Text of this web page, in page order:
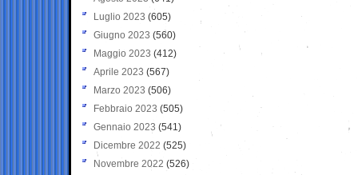
Luglio 2023 (605)
Giugno 2023 (560)
Maggio 2023 (412)
Aprile 2023 (567)
Marzo 2023 (506)
Febbraio 2023 (505)
Gennaio 2023 (541)
Dicembre 2022 (525)
Novembre 2022 (526)